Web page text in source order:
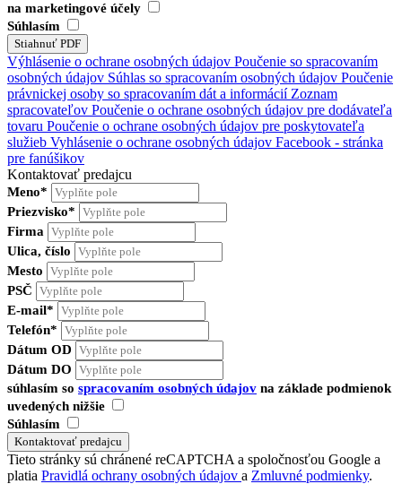
na marketingové účely
Súhlasím
Výhlásenie o ochrane osobných údajov Poučenie so spracovaním
osobných údajov Súhlas so spracovaním osobných údajov Poučenie
právnickej osoby so spracovaním dát a informácií Zoznam
spracovateľov Poučenie o ochrane osobných údajov pre dodávateľa
tovaru Poučenie o ochrane osobných údajov pre poskytovateľa
služieb Vyhlásenie o ochrane osobných údajov Facebook - stránka
pre fanúšikov
Kontaktovať predajcu
Meno*
Priezvisko*
Firma
Ulica, číslo
Mesto
PSČ
E-mail*
Telefón*
Dátum OD
Dátum DO
súhlasím so spracovaním osobných údajov na základe podmienok
uvedených nižšie
Súhlasím
Tieto stránky sú chránené reCAPTCHA a spoločnosťou Google a
platia Pravidlá ochrany osobných údajov a Zmluvné podmienky.